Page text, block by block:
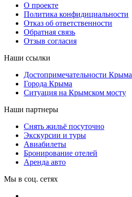
О проекте
Политика конфидициальности
Отказ об ответственности
Обратная связь
Отзыв согласия
Наши ссылки
Достопримечательности Крыма
Города Крыма
Ситуация на Крымском мосту
Наши партнеры
Снять жильё посуточно
Экскурсии и туры
Авиабилеты
Бронирование отелей
Аренда авто
Мы в соц. сетях